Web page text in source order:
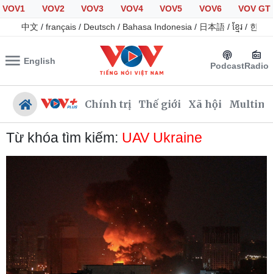
VOV1 VOV2 VOV3 VOV4 VOV5 VOV6
VOV GT
中文 / français / Deutsch / Bahasa Indonesia / 日本語 / ខ្មែរ / 한국
English PodcastRadio
Chính trị Thế giới Xã hội
Nhận diện sự thật
Giáo dục
Dự báo thời tiết
Dấu ấn VOV
Việc làm
Biển đảo
Từ khóa tìm kiếm: UAV Ukraine